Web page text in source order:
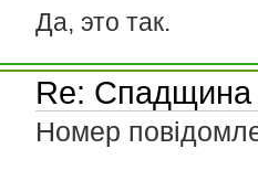
Да, это так.
Re: Спадщина
Номер